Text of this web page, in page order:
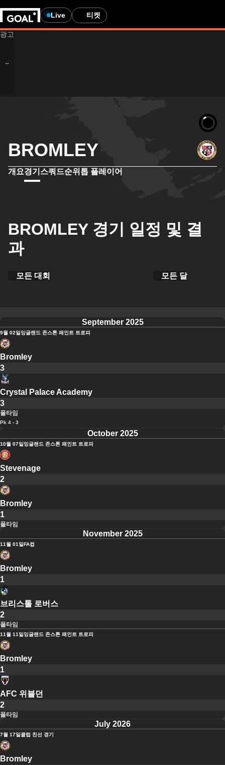
Live 티켓
BROMLEY
개요경기 스쿼드순위 톱 플레이어
BROMLEY 경기 일정 및 결
과
모든 대회 모든 달
September 2025
9월 02일 잉글랜드 존스톤 패인트 트로피
Bromley
3
Crystal Palace Academy
3
풀타임
Pk 4 - 3
October 2025
10월 07일 잉글랜드 존스톤 패인트 트로피
Stevenage
2
Bromley
1
풀타임
November 2025
11월 01일FA컵
Bromley
1
브리스톨 로버스
2
풀타임
11월 11일 잉글랜드 존스톤 패인트 트로피
Bromley
1
AFC 위블던
2
풀타임
July 2026
7월 17일클럽 친선 경기
Bromley